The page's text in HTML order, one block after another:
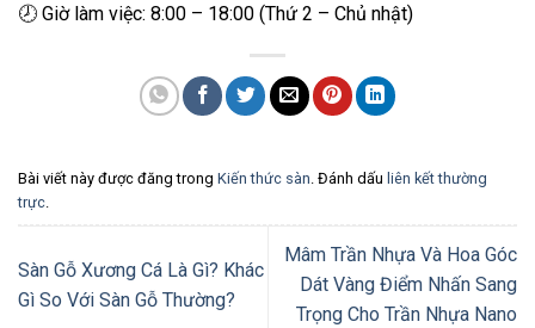
🕗 Giờ làm việc: 8:00 – 18:00 (Thứ 2 – Chủ nhật)
Bài viết này được đăng trong Kiến thức sàn. Đánh dấu liên kết thường
trực.
Sàn Gỗ Xương Cá Là Gì? Khác
Gì So Với Sàn Gỗ Thường?
Mâm Trần Nhựa Và Hoa Góc
Dát Vàng Điểm Nhấn Sang
Trọng Cho Trần Nhựa Nano